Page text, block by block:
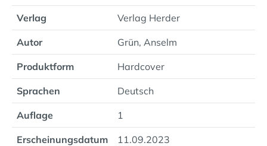
Verlag Verlag Herder
Autor Grün, Anselm
Produktform Hardcover
Sprachen Deutsch
Auflage 1
Erscheinungsdatum 11.09.2023